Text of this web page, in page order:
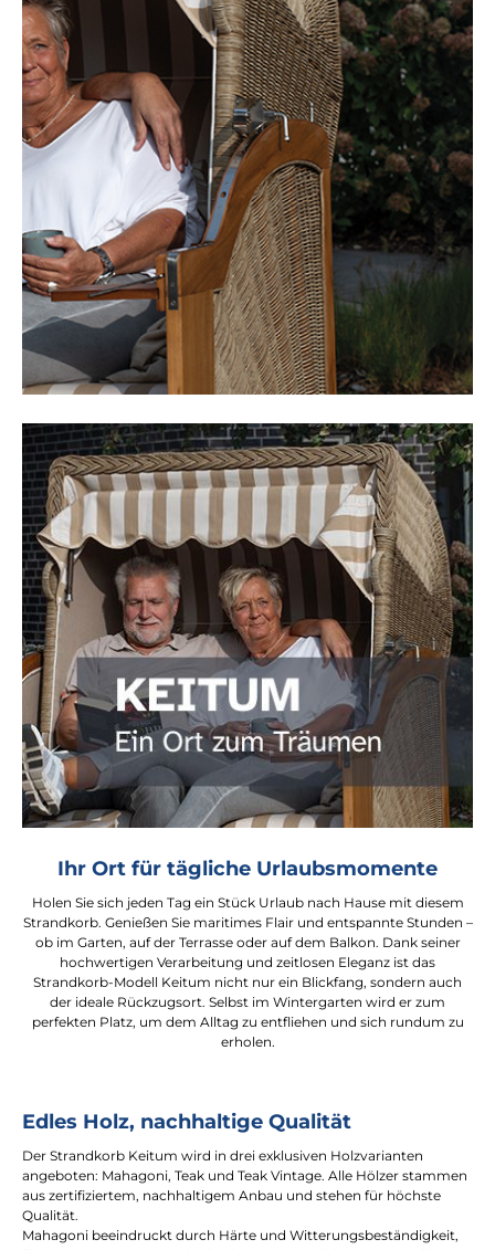
Ihr Ort für tägliche Urlaubsmomente
Holen Sie sich jeden Tag ein Stück Urlaub nach Hause mit diesem
Strandkorb. Genießen Sie maritimes Flair und entspannte Stunden –
ob im Garten, auf der Terrasse oder auf dem Balkon. Dank seiner
hochwertigen Verarbeitung und zeitlosen Eleganz ist das
Strandkorb-Modell Keitum nicht nur ein Blickfang, sondern auch
der ideale Rückzugsort. Selbst im Wintergarten wird er zum
perfekten Platz, um dem Alltag zu entfliehen und sich rundum zu
erholen.
Edles Holz, nachhaltige Qualität
Der Strandkorb Keitum wird in drei exklusiven Holzvarianten
angeboten: Mahagoni, Teak und Teak Vintage. Alle Hölzer stammen
aus zertifiziertem, nachhaltigem Anbau und stehen für höchste
Qualität.
Mahagoni beeindruckt durch Härte und Witterungsbeständigkeit,